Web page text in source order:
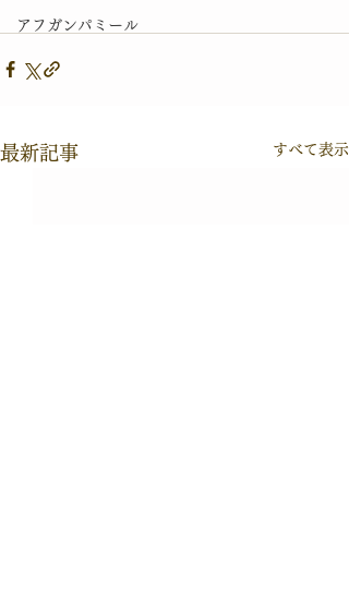
アフガンパミール
最新記事 すべて表示